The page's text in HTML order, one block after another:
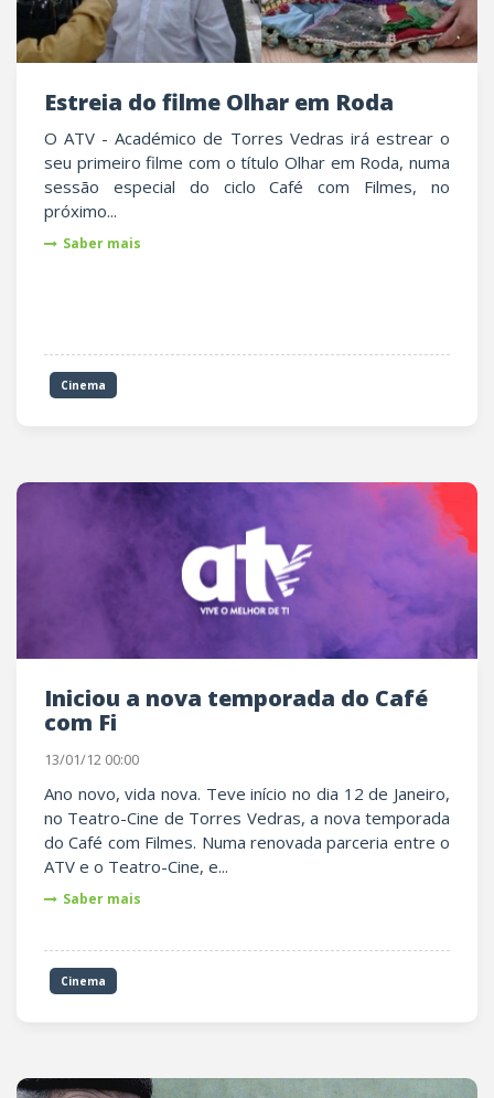
Estreia do filme Olhar em Roda
O ATV - Académico de Torres Vedras irá estrear o
seu primeiro filme com o título Olhar em Roda, numa
sessão especial do ciclo Café com Filmes, no
próximo...
Saber mais
Cinema
Iniciou a nova temporada do Café
com Fi
13/01/12 00:00
Ano novo, vida nova. Teve início no dia 12 de Janeiro,
no Teatro-Cine de Torres Vedras, a nova temporada
do Café com Filmes. Numa renovada parceria entre o
ATV e o Teatro-Cine, e...
Saber mais
Cinema